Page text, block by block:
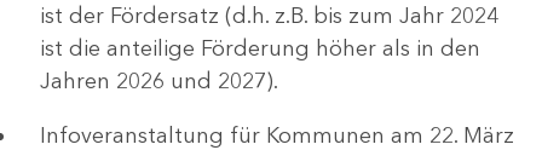
ist der Fördersatz (d.h. z.B. bis zum Jahr 2024
ist die anteilige Förderung höher als in den
Jahren 2026 und 2027).
Infoveranstaltung für Kommunen am 22. März